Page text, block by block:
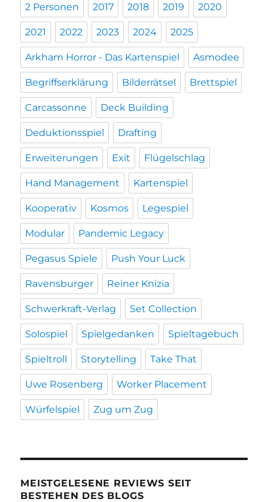
2 Personen 2017 2018 2019 2020
2021 2022 2023 2024 2025
Arkham Horror - Das Kartenspiel Asmodee
Begriffserklärung Bilderrätsel Brettspiel
Carcassonne Deck Building
Deduktionsspiel Drafting
Erweiterungen Exit Flügelschlag
Hand Management Kartenspiel
Kooperativ Kosmos Legespiel
Modular Pandemic Legacy
Pegasus Spiele Push Your Luck
Ravensburger Reiner Knizia
Schwerkraft-Verlag Set Collection
Solospiel Spielgedanken Spieltagebuch
Spieltroll Storytelling Take That
Uwe Rosenberg Worker Placement
Würfelspiel Zug um Zug
MEISTGELESENE REVIEWS SEIT
BESTEHEN DES BLOGS